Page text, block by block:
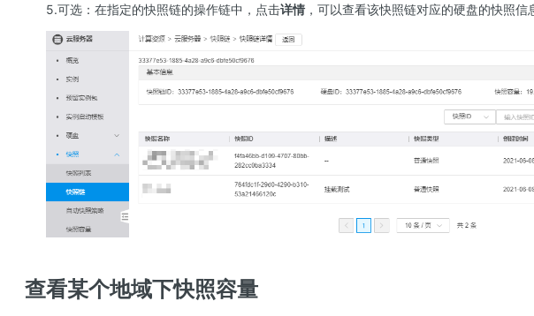
5.可选：在指定的快照链的操作链中，点击详情 ，可以查看该快照链对应的硬盘的快照信
查看某个地域下快照容量